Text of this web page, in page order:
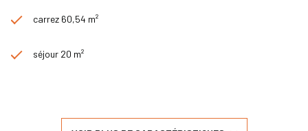
carrez 60,54 m²
séjour 20 m²